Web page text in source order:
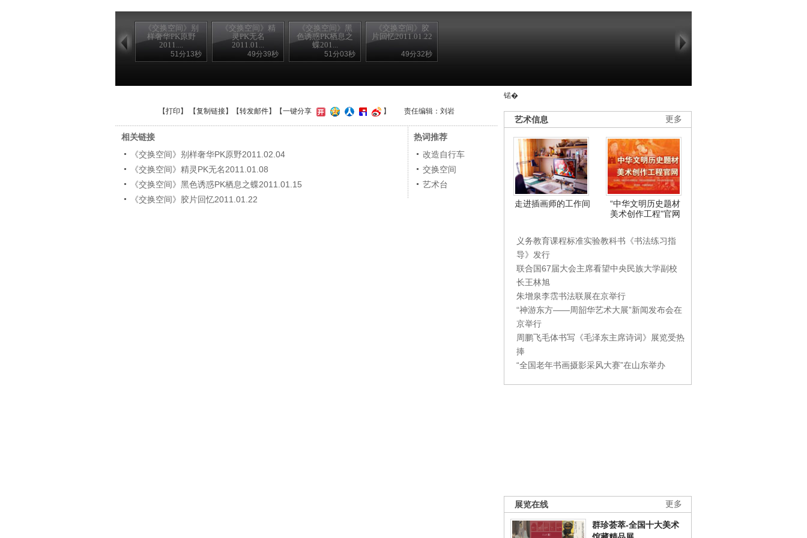
《交换空间》别
样奢华PK原野
2011....
51分13秒
《交换空间》精
灵PK无名
2011.01...
49分39秒
《交换空间》黑
色诱惑PK栖息之
蝶201...
51分03秒
《交换空间》胶
片回忆2011.01.22
49分32秒
锘�
更多
艺术信息
走进插画师的工作间
“中华文明历史题材
美术创作工程”官网
义务教育课程标准实验教科书《书法练习指
导》发行
联合国67届大会主席看望中央民族大学副校
长王林旭
朱增泉李霑书法联展在京举行
“神游东方——周韶华艺术大展”新闻发布会在
京举行
周鹏飞毛体书写《毛泽东主席诗词》展览受热
捧
“全国老年书画摄影采风大赛”在山东举办
更多
展览在线
群珍荟萃-全国十大美术
【打印 】 【复制链接】【转发邮件】 【一键分享 】 责任编辑：刘岩
相关链接
《交换空间》别样奢华PK原野2011.02.04
《交换空间》精灵PK无名2011.01.08
《交换空间》黑色诱惑PK栖息之蝶2011.01.15
《交换空间》胶片回忆2011.01.22
热词推荐
改造自行车
交换空间
艺术台